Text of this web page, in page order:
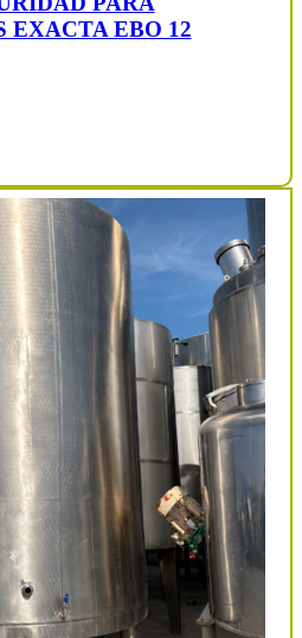
EXACTA EBO 12